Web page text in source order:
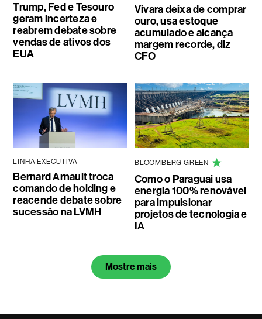
Trump, Fed e Tesouro
geram incerteza e
reabrem debate sobre
vendas de ativos dos
EUA
Vivara deixa de comprar
ouro, usa estoque
acumulado e alcança
margem recorde, diz
CFO
LINHA EXECUTIVA
Bernard Arnault troca
comando de holding e
reacende debate sobre
sucessão na LVMH
BLOOMBERG GREEN
Como o Paraguai usa
energia 100% renovável
para impulsionar
projetos de tecnologia e
IA
Mostre mais